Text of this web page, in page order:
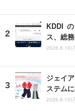
KDDI
ス、総
2026.8.10(
ジェイ
ステム
2026.8.10(